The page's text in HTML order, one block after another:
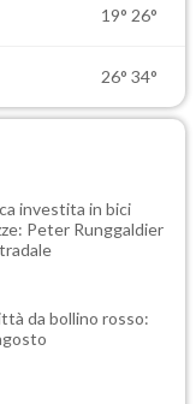
19° 26°
26° 34°
investita in bici
Peter Runggaldier
da bollino rosso: